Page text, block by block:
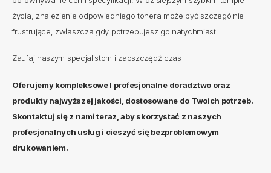
życia, znalezienie odpowiedniego tonera może być szczególnie
frustrujące, zwłaszcza gdy potrzebujesz go natychmiast.
Zaufaj naszym specjalistom i zaoszczędź czas
Oferujemy kompleksowe I profesjonalne doradztwo oraz
produkty najwyższej jakości, dostosowane do Twoich potrzeb.
Skontaktuj się z namiteraz, aby skorzystać z naszych
profesjonalnych usług i cieszyć się bezproblemowym
drukowaniem.